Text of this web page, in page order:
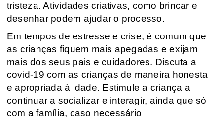
tristeza. Atividades criativas, como brincar e
desenhar podem ajudar o processo.
Em tempos de estresse e crise, é comum que
as crianças fiquem mais apegadas e exijam
mais dos seus pais e cuidadores. Discuta a
covid-19 com as crianças de maneira honesta
e apropriada à idade. Estimule a criança a
continuar a socializar e interagir, ainda que só
com a família, caso necessário